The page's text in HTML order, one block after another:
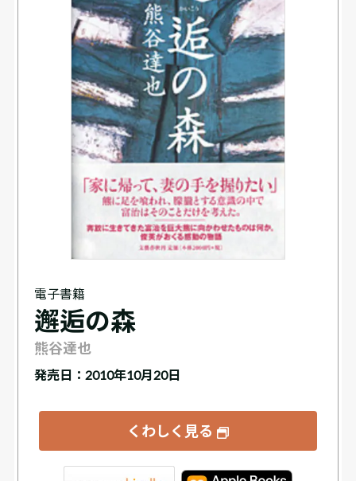
電子書籍
邂逅の森
熊谷達也
発売日：2010年10月20日
くわしく見る